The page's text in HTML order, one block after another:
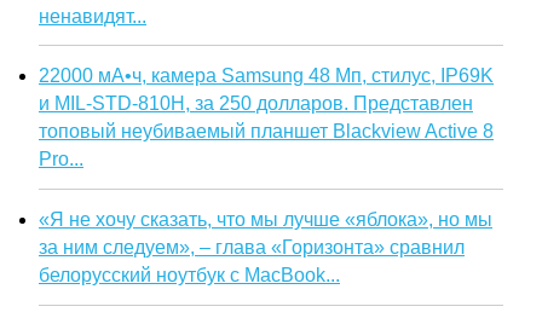
ненавидят...
22000 мА•ч, камера Samsung 48 Мп, стилус, IP69K
и MIL-STD-810H, за 250 долларов. Представлен
топовый неубиваемый планшет Blackview Active 8
Pro...
«Я не хочу сказать, что мы лучше «яблока», но мы
за ним следуем», – глава «Горизонта» сравнил
белорусский ноутбук с MacBook...